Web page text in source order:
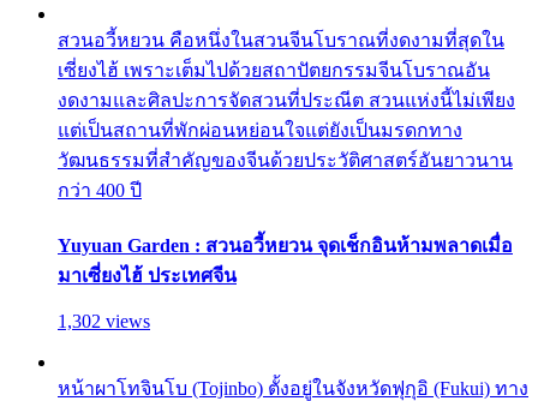
สวนอวี้หยวน คือหนึ่งในสวนจีนโบราณที่งดงามที่สุดใน
เซี่ยงไฮ้ เพราะเต็มไปด้วยสถาปัตยกรรมจีนโบราณอัน
งดงามและศิลปะการจัดสวนที่ประณีต สวนแห่งนี้ไม่เพียง
แต่เป็นสถานที่พักผ่อนหย่อนใจแต่ยังเป็นมรดกทาง
วัฒนธรรมที่สำคัญของจีนด้วยประวัติศาสตร์อันยาวนาน
กว่า 400 ปี
Yuyuan Garden : สวนอวี้หยวน จุดเช็กอินห้ามพลาดเมื่อ
มาเซี่ยงไฮ้ ประเทศจีน
1,302 views
หน้าผาโทจินโบ (Tojinbo) ตั้งอยู่ในจังหวัดฟุกุอิ (Fukui) ทาง